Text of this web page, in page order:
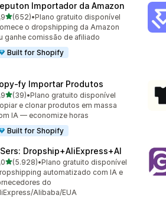
Importador da Amazon
de 5 estrelas
(652)
avaliações ao todo
•Plano gratuito disponível
o dropshipping da Amazon
ganhe comissão de afiliado
Built for Shopify
Importar Produtos
de 5 estrelas
(39)
avaliações ao todo
•Plano gratuito disponível
e clonar produtos em massa
IA — economize horas
Built for Shopify
Dropship+AliExpress+AI
de 5 estrelas
(5.928)
avaliações ao todo
•Plano gratuito disponível
automatizado com IA e
do
Alibaba/EUA